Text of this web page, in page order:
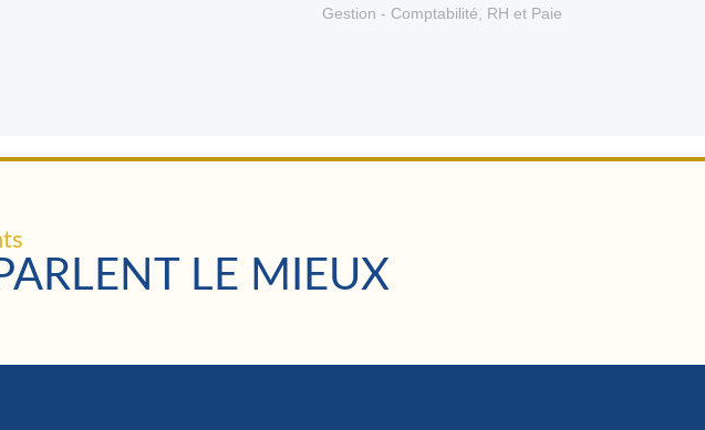
Gestion - Comptabilité RH et Paie
LE MIEUX